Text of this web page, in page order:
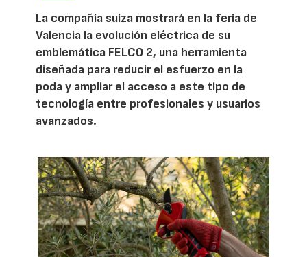
La compañía suiza mostrará en la feria de
Valencia la evolución eléctrica de su
emblemática FELCO 2, una herramienta
diseñada para reducir el esfuerzo en la
poda y ampliar el acceso a este tipo de
tecnología entre profesionales y usuarios
avanzados.